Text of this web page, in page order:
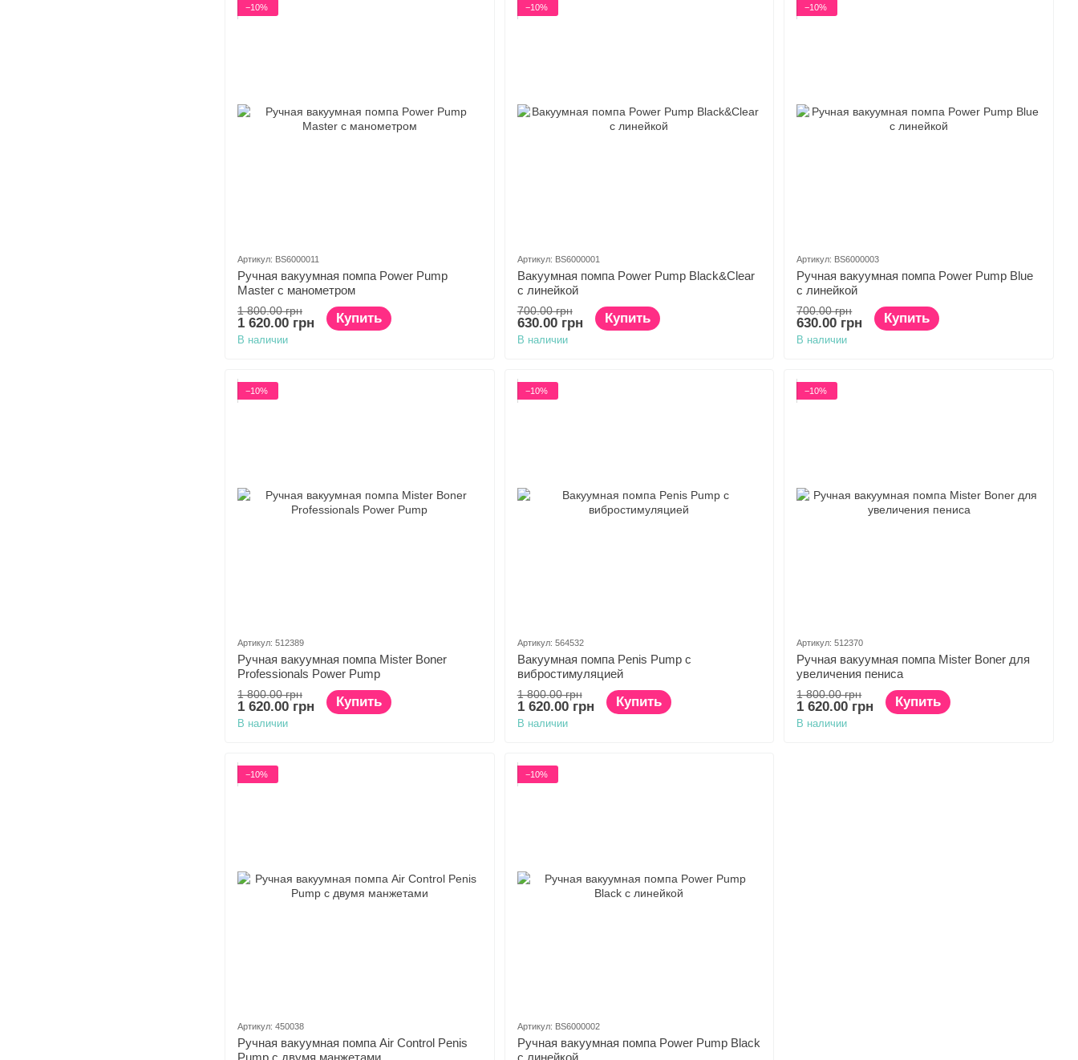
−10%
Артикул: BS6000011
Ручная вакуумная помпа Power Pump
Master с манометром
1 800.00 грн
1 620.00 грн Купить
В наличии
−10%
Артикул: BS6000001
Вакуумная помпа Power Pump Black&Clear
с линейкой
700.00 грн
630.00 грн Купить
В наличии
−10%
Артикул: BS6000003
Ручная вакуумная помпа Power Pump Blue
с линейкой
700.00 грн
630.00 грн Купить
В наличии
−10%
Артикул: 512389
Ручная вакуумная помпа Mister Boner
Professionals Power Pump
1 800.00 грн
1 620.00 грн Купить
В наличии
−10%
Артикул: 564532
Вакуумная помпа Penis Pump с
вибростимуляцией
1 800.00 грн
1 620.00 грн Купить
В наличии
−10%
Артикул: 512370
Ручная вакуумная помпа Mister Boner для
увеличения пениса
1 800.00 грн
1 620.00 грн Купить
В наличии
−10%
Артикул: 450038
Ручная вакуумная помпа Air Control Penis
Pump с двумя манжетами
−10%
Артикул: BS6000002
Ручная вакуумная помпа Power Pump Black
с линейкой